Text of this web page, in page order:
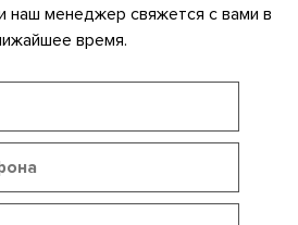
наш менеджер свяжется с вами в
время.